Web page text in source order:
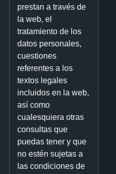
prestan a través de
la web, el
tratamiento de los
datos personales,
cuestiones
referentes a los
textos legales
incluidos en la web,
así como
cualesquiera otras
consultas que
puedas tener y que
no estén sujetas a
las condiciones de